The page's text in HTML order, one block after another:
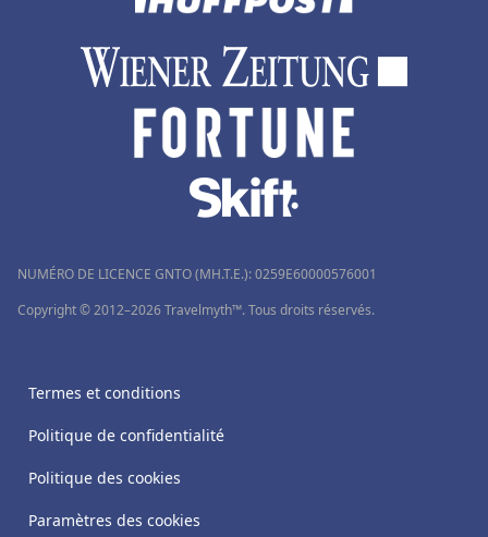
NUMÉRO DE LICENCE GNTO (MH.T.E.): 0259Ε60000576001
Copyright © 2012–2026 Travelmyth™. Tous droits réservés.
Termes et conditions
Politique de confidentialité
Politique des cookies
Paramètres des cookies